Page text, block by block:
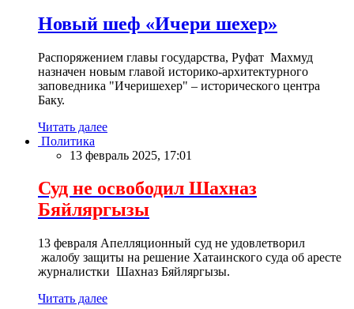
Новый шеф «Ичери шехер»
Распоряжением главы государства, Руфат Махмуд
назначен новым главой историко-архитектурного
заповедника "Ичеришехер" – исторического центра
Баку.
Читать далее
Политика
13 февраль 2025, 17:01
Суд не освободил Шахназ
Бяйляргызы
13 февраля Апелляционный суд не удовлетворил
жалобу защиты на решение Хатаинского суда об аресте
журналистки Шахназ Бяйляргызы.
Читать далее